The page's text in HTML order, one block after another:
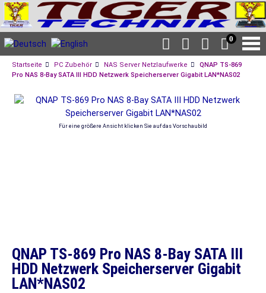
0
Startseite PC Zubehör NAS Server Netzlaufwerke
QNAP TS-869
Pro NAS 8-Bay SATA III HDD Netzwerk Speicherserver Gigabit LAN*NAS02
Für eine größere Ansicht klicken Sie auf das Vorschaubild
QNAP TS-869 Pro NAS 8-Bay SATA III
HDD Netzwerk Speicherserver Gigabit
LAN*NAS02